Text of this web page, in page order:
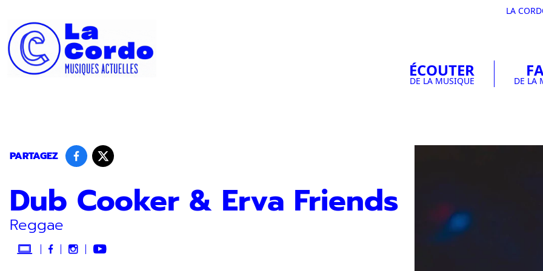
LA
ÉCOUTER
DE LA MUSIQUE DE LA
PARTAGEZ
Dub Cooker & Erva Friends
Reggae